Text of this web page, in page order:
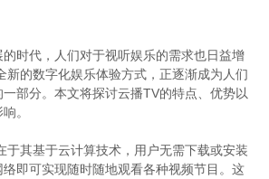
时代，人们对于视听娱乐的需求也日益增
新的数字化娱乐体验方式，正逐渐成为人们
部分。本文将探讨云播TV的特点、优势以
。
于其基于云计算技术，用户无需下载或安装
即可实现随时随地观看各种视频节目。这